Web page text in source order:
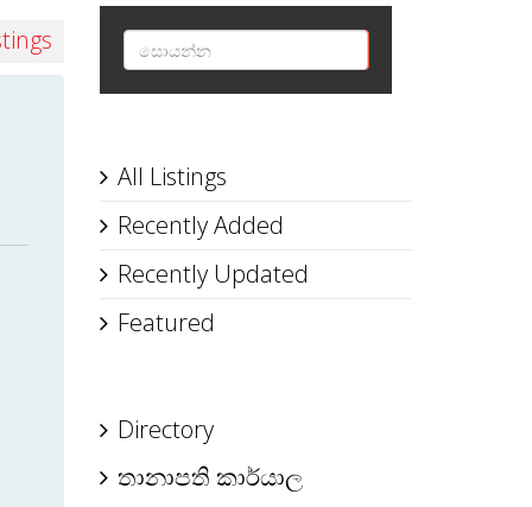
All Listings
Recently Added
Recently Updated
Featured
Directory
තානාපති කාර්යාල